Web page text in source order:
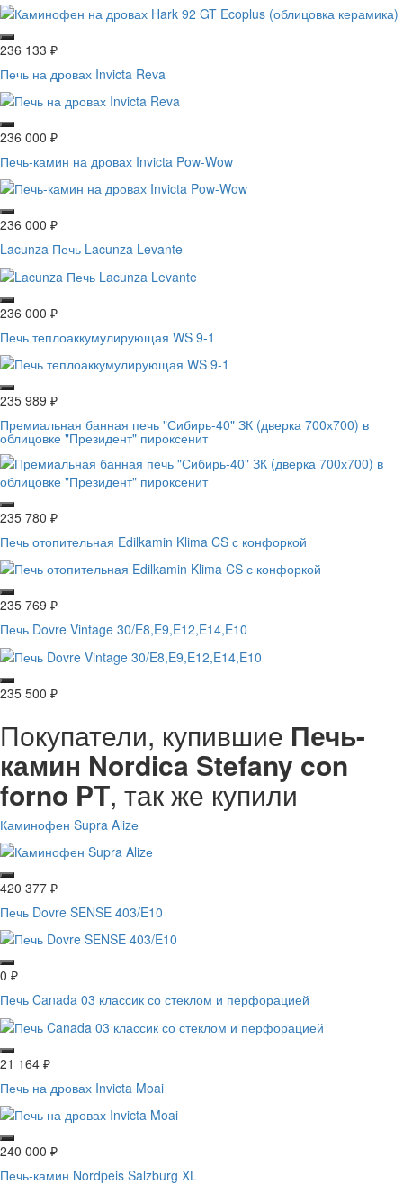
236 133 ₽
Печь на дровах Invicta Reva
236 000 ₽
Печь-камин на дровах Invicta Pow-Wow
236 000 ₽
Lacunza Печь Lacunza Levante
236 000 ₽
Печь теплоаккумулирующая WS 9-1
235 989 ₽
Премиальная банная печь "Сибирь-40" ЗК (дверка 700х700) в
облицовке "Президент" пироксенит
235 780 ₽
Печь отопительная Edilkamin Klima CS с конфоркой
235 769 ₽
Печь Dovre Vintage 30/E8,E9,E12,E14,E10
235 500 ₽
Покупатели, купившие Печь-
камин Nordica Stefany con
forno PT, так же купили
Каминофен Supra Alizе
420 377 ₽
Печь Dovre SENSE 403/E10
0 ₽
Печь Canada 03 классик со стеклом и перфорацией
21 164 ₽
Печь на дровах Invicta Moai
240 000 ₽
Печь-камин Nordpeis Salzburg XL